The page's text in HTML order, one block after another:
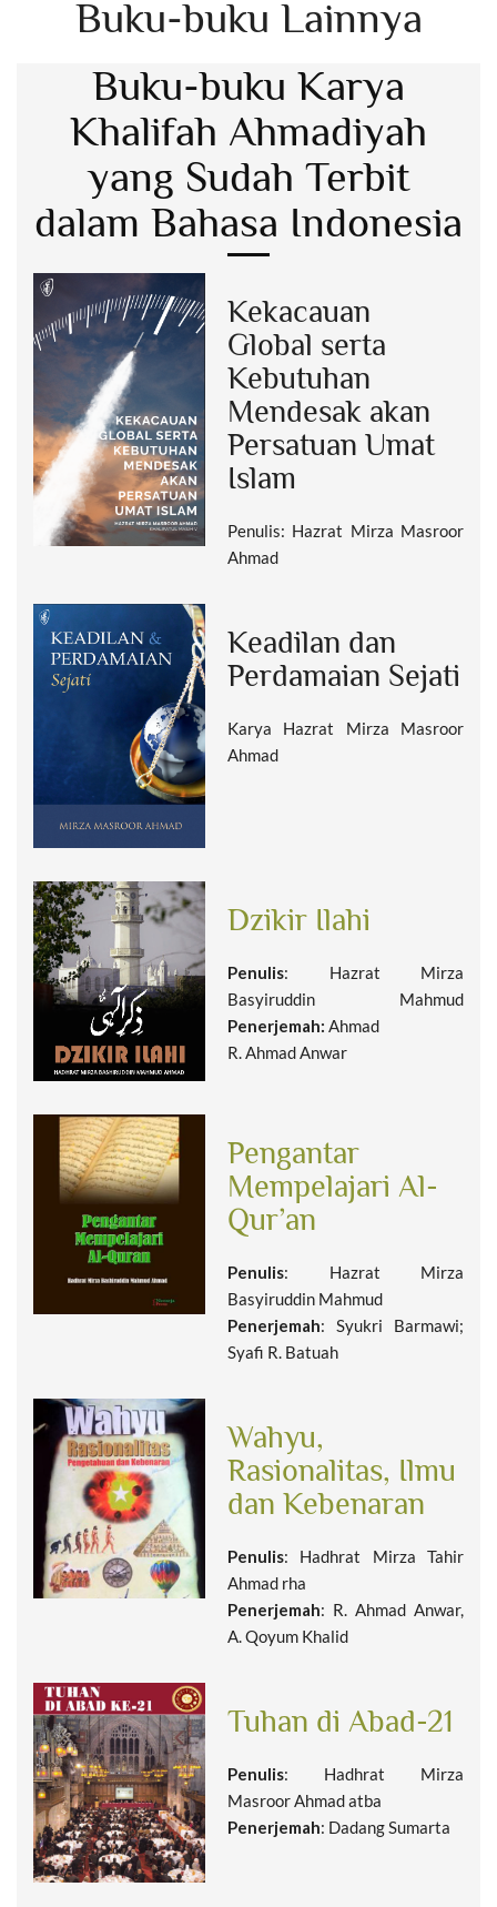
Buku-buku Lainnya
Buku-buku Karya
Khalifah Ahmadiyah
yang Sudah Terbit
dalam Bahasa Indonesia
Kekacauan
Global serta
Kebutuhan
Mendesak akan
Persatuan Umat
Islam
Penulis: Hazrat Mirza Masroor
Ahmad
Keadilan dan
Perdamaian Sejati
Karya Hazrat Mirza Masroor
Ahmad
Dzikir Ilahi
Penulis: Hazrat Mirza
Basyiruddin Mahmud
Penerjemah: Ahmad
R. Ahmad Anwar
Pengantar
Mempelajari Al-
Qur’an
Penulis: Hazrat Mirza
Basyiruddin Mahmud
Penerjemah: Syukri Barmawi;
Syafi R. Batuah
Wahyu,
Rasionalitas, Ilmu
dan Kebenaran
Penulis: Hadhrat Mirza Tahir
Ahmad rha
Penerjemah: R. Ahmad Anwar,
A. Qoyum Khalid
Tuhan di Abad-21
Penulis: Hadhrat Mirza
Masroor Ahmad atba
Penerjemah: Dadang Sumarta